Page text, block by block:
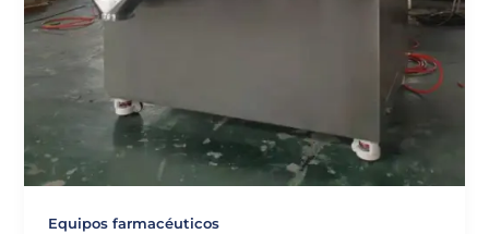
Equipos farmacéuticos